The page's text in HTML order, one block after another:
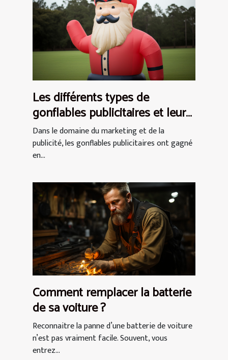
Les différents types de
gonflables publicitaires et leurs
utilisations
Dans le domaine du marketing et de la
publicité, les gonflables publicitaires ont gagné
en...
Comment remplacer la batterie
de sa voiture ?
Reconnaitre la panne d’une batterie de voiture
n’est pas vraiment facile. Souvent, vous
entrez...